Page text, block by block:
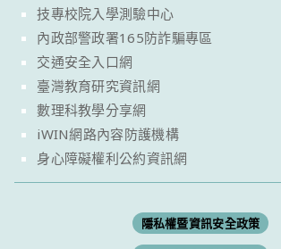
技專校院入學測驗中心
內政部警政署165防詐騙專區
交通安全入口網
臺灣教育研究資訊網
數理科教學分享網
iWIN網路內容防護機構
身心障礙權利公約資訊網
隱私權暨資訊安全政策